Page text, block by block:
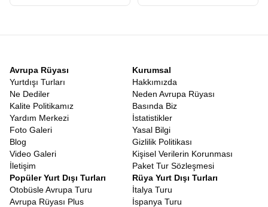
Avrupa Rüyası
Yurtdışı Turları
Ne Dediler
Kalite Politikamız
Yardım Merkezi
Foto Galeri
Blog
Video Galeri
İletişim
Kurumsal
Hakkımızda
Neden Avrupa Rüyası
Basında Biz
İstatistikler
Yasal Bilgi
Gizlilik Politikası
Kişisel Verilerin Korunması
Paket Tur Sözleşmesi
Popüler Yurt Dışı Turları
Otobüsle Avrupa Turu
Avrupa Rüyası Plus
Rüya Yurt Dışı Turları
İtalya Turu
İspanya Turu